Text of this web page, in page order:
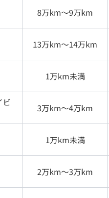
8万km〜9万km
13万km〜14万km
1万km未満
ビ
3万km〜4万km
1万km未満
2万km〜3万km